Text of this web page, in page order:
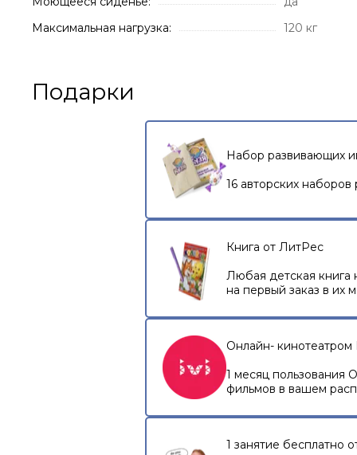
Максимальная нагрузка:
120 кг
Подарки
Набор развивающих
16 авторских
Книга от ЛитРес
Любая детская книга
на первый заказ в их
Онлайн- кинотеатром
1 месяц пользования
фильмов в вашем
1 занятие бесплатно